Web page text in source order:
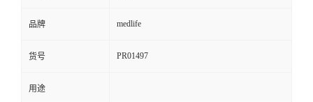
品牌 medlife
货号 PR01497
用途